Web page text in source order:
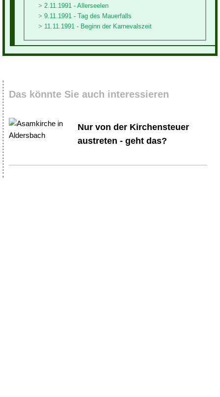
2.11.1991 - Allerseelen
9.11.1991 - Tag des Mauerfalls
11.11.1991 - Beginn der Karnevalszeit
Das könnte Sie auch interessieren
Nur von der Kirchensteuer
austreten - geht das?